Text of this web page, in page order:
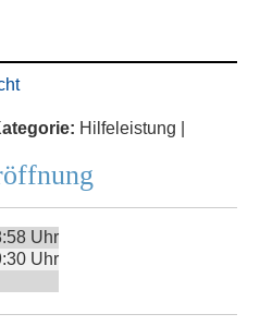
Hilfeleistung |
Uhr
Uhr